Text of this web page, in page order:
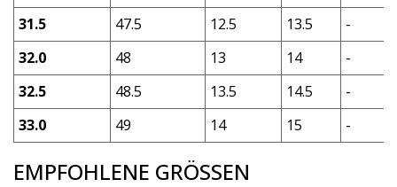
31.5
47.5 12.5 13.5
-
32.0
48 13 14
-
32.5
48.5 13.5 14.5
-
33.0
49 14 15 -
EMPFOHLENE GRÖSSEN